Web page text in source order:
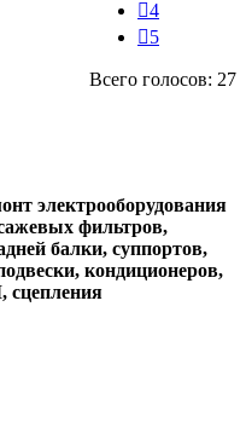
4
5
Всего голосов: 27
электрооборудования
фильтров,
балки, суппортов,
кондиционеров,
сцепления